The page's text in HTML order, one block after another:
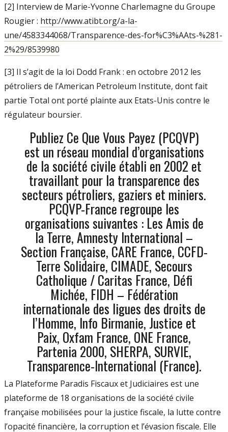
[2] Interview de Marie-Yvonne Charlemagne du Groupe
Rougier : http://www.atibt.org/a-la-
une/4583344068/Transparence-des-for%C3%AAts-%281-
2%29/8539980
[3] Il s’agit de la loi Dodd Frank : en octobre 2012 les
pétroliers de l’American Petroleum Institute, dont fait
partie Total ont porté plainte aux Etats-Unis contre le
régulateur boursier.
Publiez Ce Que Vous Payez (PCQVP)
est un réseau mondial d’organisations
de la société civile établi en 2002 et
travaillant pour la transparence des
secteurs pétroliers, gaziers et miniers.
PCQVP-France regroupe les
organisations suivantes : Les Amis de
la Terre, Amnesty International –
Section Française, CARE France, CCFD-
Terre Solidaire, CIMADE, Secours
Catholique / Caritas France, Défi
Michée, FIDH – Fédération
internationale des ligues des droits de
l’Homme, Info Birmanie, Justice et
Paix, Oxfam France, ONE France,
Partenia 2000, SHERPA, SURVIE,
Transparence-International (France).
La Plateforme Paradis Fiscaux et Judiciaires est une
plateforme de 18 organisations de la société civile
française mobilisées pour la justice fiscale, la lutte contre
l’opacité financière, la corruption et l’évasion fiscale. Elle